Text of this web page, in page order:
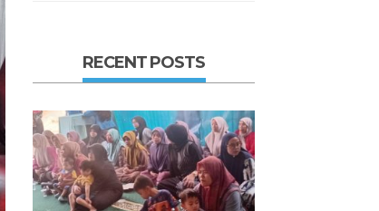
RECENT POSTS